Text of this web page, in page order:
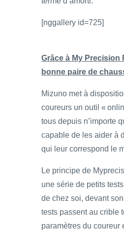
[nggallery id=725]
Grâce à My Precision
bonne paire de
Mizuno met à
coureurs un outil «
tous depuis n’importe
capable de les aider à
qui leur correspond le
Le principe de
une série de petits
de chez soi, devant
tests passent au crible
paramètres du coureur